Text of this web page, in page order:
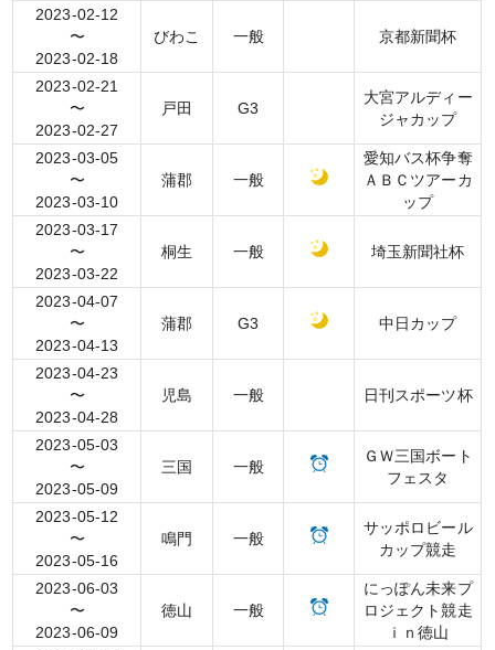
2023-02-12
〜
2023-02-18
びわこ 一般 京都新聞杯
2023-02-21
〜
2023-02-27
戸田 G3
大宮アルディー
ジャカップ
2023-03-05
〜
2023-03-10
蒲郡 一般
愛知バス杯争奪
ＡＢＣツアーカ
ップ
2023-03-17
〜
2023-03-22
桐生 一般 埼玉新聞社杯
2023-04-07
〜
2023-04-13
蒲郡 G3 中日カップ
2023-04-23
〜
2023-04-28
児島 一般 日刊スポーツ杯
2023-05-03
〜
2023-05-09
三国 一般
ＧＷ三国ボート
フェスタ
2023-05-12
〜
2023-05-16
鳴門 一般
サッポロビール
カップ競走
2023-06-03
〜
2023-06-09
徳山 一般
にっぽん未来プ
ロジェクト競走
ｉｎ徳山